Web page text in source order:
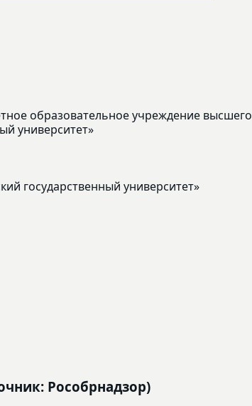
образовательное учреждение высшего
университет»
государственный университет»
Рособрнадзор)